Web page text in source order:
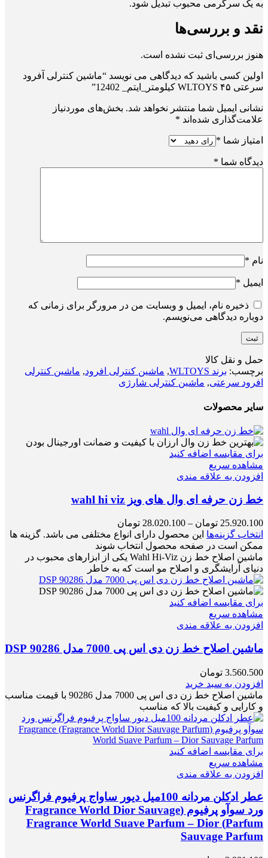
به یک سرگرمی محبوب تبدیل شود.
نقد و بررسی‌ها
هنوز بررسی‌ای ثبت نشده است.
اولین کسی باشید که دیدگاهی می نویسد “ماشین کنترلی آفرود
سرعتی WLTOYS ۴۵ کیلومتر_ایتم_ 12402”
نشانی ایمیل شما منتشر نخواهد شد. بخش‌های موردنیاز
علامت‌گذاری شده‌اند *
امتیاز شما *
دیدگاه شما *
نام *
ایمیل *
ذخیره نام، ایمیل و وبسایت من در مرورگر برای زمانی که
دوباره دیدگاهی می‌نویسم.
حمل و نقل کالا
برچسب: برند WLTOYS , ماشین کنترلی افرود, ماشین کنترلی
افرود سرعتی, ماشین کنترلی شارژی
سایر محصولات
برای مقایسه اضافه کنید
مشاهده سریع
افزودن به علاقه مندی
خط زن حرفه ای وال های ویز wahl hi viz
25.920.100 تومان –
28.020.100 تومان
انتخاب گزینه‌ها این محصول دارای انواع مختلفی می باشد. گزینه ها
ممکن است در صفحه محصول انتخاب شوند
ماشین اصلاح خط زن Wahl Hi-Viz یکی از ابزارهای محبوب در
دنیای آرایشگری و اصلاح مو است که به خاطر
برای مقایسه اضافه کنید
مشاهده سریع
افزودن به علاقه مندی
ماشین اصلاح خط زن دی اس پی 7000 مدل 90286 DSP
3.560.500 تومان
افزودن به سبد خرید
ماشین اصلاح خط زن دی اس پی 7000 مدل 90286 با قیمت مناسب
و کارایی و کیفیت بالا که مناسب
برای مقایسه اضافه کنید
مشاهده سریع
افزودن به علاقه مندی
عطر ادکلن مردانه 100میل دیور ساواج پرفیوم فراگرنس
ورد سوآو پرفیوم (Fragrance World Dior Sauvage
Parfum) Fragrance World Suave Parfum – Dior
Sauvage Parfum